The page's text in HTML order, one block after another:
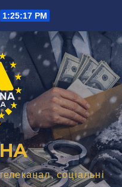
1:25:18 PM
соціальні